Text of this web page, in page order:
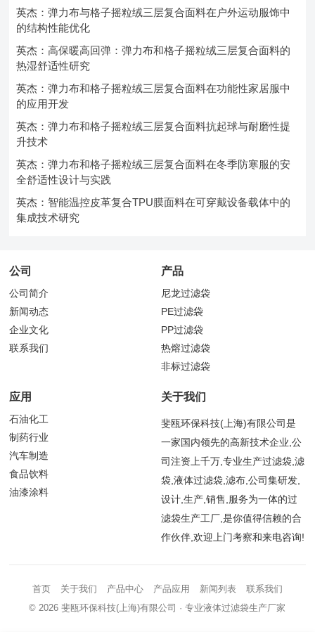
英杰：弹力布与格子摇粒绒三层复合面料在户外运动服饰中
的结构性能优化
英杰：高保暖高回弹：弹力布和格子摇粒绒三层复合面料的
热湿舒适性研究
英杰：弹力布和格子摇粒绒三层复合面料在功能性家居服中
的应用开发
英杰：弹力布和格子摇粒绒三层复合面料抗起球与耐磨性提
升技术
英杰：弹力布和格子摇粒绒三层复合面料在冬季防寒服的安
全舒适性设计与实践
英杰：智能温控皮革复合TPU膜面料在可穿戴设备载体中的
集成技术研究
公司
公司简介
新闻动态
企业文化
联系我们
产品
尼龙过滤袋
PE过滤袋
PP过滤袋
热熔过滤袋
非标过滤袋
应用
石油化工
制药行业
汽车制造
食品饮料
油漆涂料
关于我们
斐瓯环保科技(上海)有限公司是
一家国内领先的高新技术企业,公
司注资上千万,专业生产过滤袋,滤
袋,液体过滤袋,滤布,公司集研发,
设计,生产,销售,服务为一体的过
滤袋生产工厂,是你值得信赖的合
作伙伴,欢迎上门考察和来电咨询!
首页 关于我们 产品中心 产品应用 新闻列表
联系我们
© 2026斐瓯环保科技(上海)有限公司 · 专业液体过滤袋生产厂家